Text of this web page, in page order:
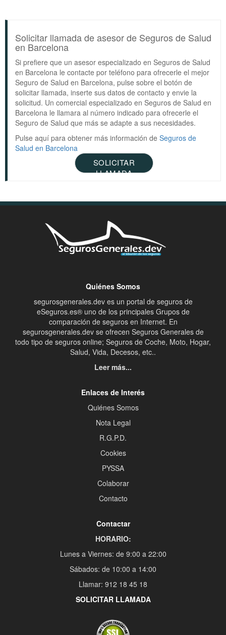
Solicitar llamada de asesor de Seguros de Salud
en Barcelona
Si prefiere que un asesor especializado en Seguros de Salud
en Barcelona le contacte por teléfono para ofrecerle el mejor
Seguro de Salud en Barcelona, pulse sobre el botón de
solicitar llamada, inserte sus datos de contacto y envie la
solicitud. Un comercial especializado en Seguros de Salud en
Barcelona le llamara al número indicado para ofrecerle el
Seguro de Salud que más se adapte a sus necesidades.
Pulse aquí para obtener más información de Seguros de
Salud en Barcelona
SOLICITAR
LLAMADA
Quiénes Somos
segurosgenerales.dev es un portal de seguros de
eSeguros.es® uno de los principales Grupos de
comparación de seguros en Internet. En
segurosgenerales.dev se ofrecen Seguros Generales de
todo tipo de seguros online; Seguros de Coche, Moto, Hogar,
Salud, Vida, Decesos, etc..
Leer más...
Enlaces de Interés
Quiénes Somos
Nota Legal
R.G.P.D.
Cookies
PYSSA
Colaborar
Contacto
Contactar
HORARIO:
Lunes a Viernes: de 9:00 a 22:00
Sábados: de 10:00 a 14:00
Llamar: 912 18 45 18
SOLICITAR LLAMADA